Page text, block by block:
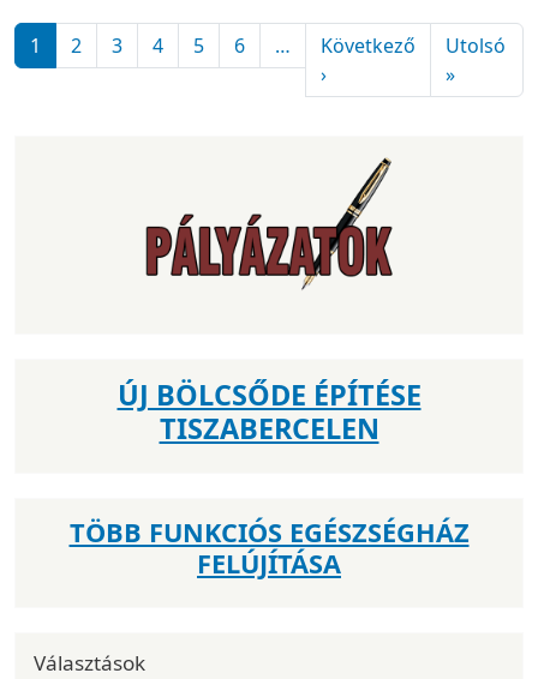
Oldalszámozás
1 2 3 4 5 6 …
Következő
›Következő oldal
Utolsó
»Utolsó
ÚJ BÖLCSŐDE ÉPÍTÉSE
TISZABERCELEN
TÖBB FUNKCIÓS EGÉSZSÉGHÁZ
FELÚJÍTÁSA
Választások